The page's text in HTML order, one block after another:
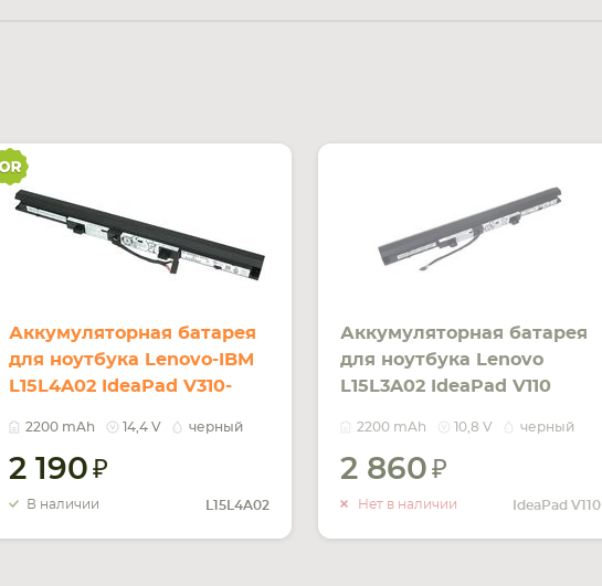
Аккумуляторная батарея
для ноутбука Lenovo-IBM
L15L4A02 IdeaPad V310-
2200 mAh 14,4 V черный
2 190
В наличии L15L4A02
Аккумуляторная батарея
для ноутбука Lenovo
L15L3A02 IdeaPad V110
2200 mAh 10,8 V черный
2 860
Нет в наличии IdeaPad V110
О НАЛИЧИИ